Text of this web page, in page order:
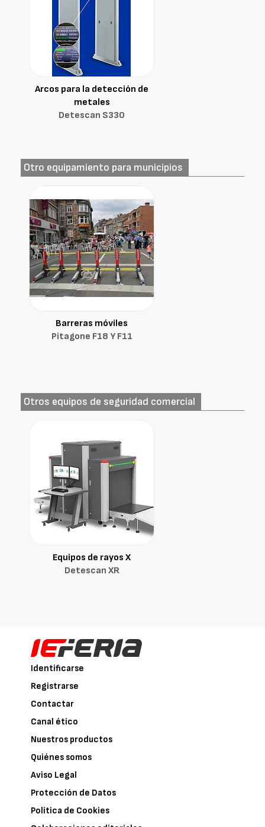
Arcos para la detección de
metales
Detescan S330
Otro equipamiento para municipios
Barreras móviles
Pitagone F18 Y F11
Otros equipos de seguridad comercial
Equipos de rayos X
Detescan XR
Identificarse
Registrarse
Contactar
Canal ético
Nuestros productos
Quiénes somos
Aviso Legal
Protección de Datos
Política de Cookies